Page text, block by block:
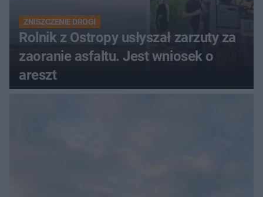
ZNISZCZENIE DROGI
Rolnik z Ostropy usłyszał zarzuty za
zaoranie asfaltu. Jest wniosek o
areszt